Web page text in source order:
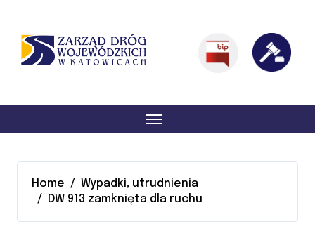
Content
navigation
Home
Wypadki, utrudnienia
DW 913 zamknięta dla ruchu